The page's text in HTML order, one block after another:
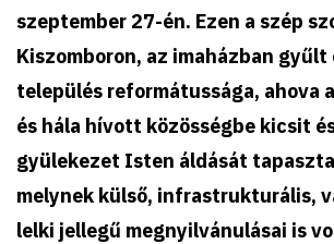
szeptember 27-én. Ezen a szép
Kiszomboron, az imaházban gyűlt
település reformátussága, ahova
és hála hívott közösségbe kicsit
gyülekezet Isten áldását
melynek külső, infrastrukturális,
lelki jellegű megnyilvánulásai is